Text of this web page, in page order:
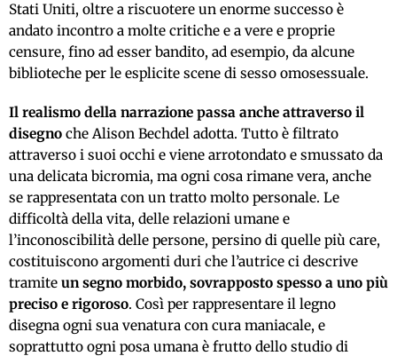
Stati Uniti, oltre a riscuotere un enorme successo è
andato incontro a molte critiche e a vere e proprie
censure, fino ad esser bandito, ad esempio, da alcune
biblioteche per le esplicite scene di sesso omosessuale.
Il realismo della narrazione passa anche attraverso il
disegno che Alison Bechdel adotta. Tutto è filtrato
attraverso i suoi occhi e viene arrotondato e smussato da
una delicata bicromia, ma ogni cosa rimane vera, anche
se rappresentata con un tratto molto personale. Le
difficoltà della vita, delle relazioni umane e
l’inconoscibilità delle persone, persino di quelle più care,
costituiscono argomenti duri che l’autrice ci descrive
tramite un segno morbido, sovrapposto spesso a uno più
preciso e rigoroso. Così per rappresentare il legno
disegna ogni sua venatura con cura maniacale, e
soprattutto ogni posa umana è frutto dello studio di